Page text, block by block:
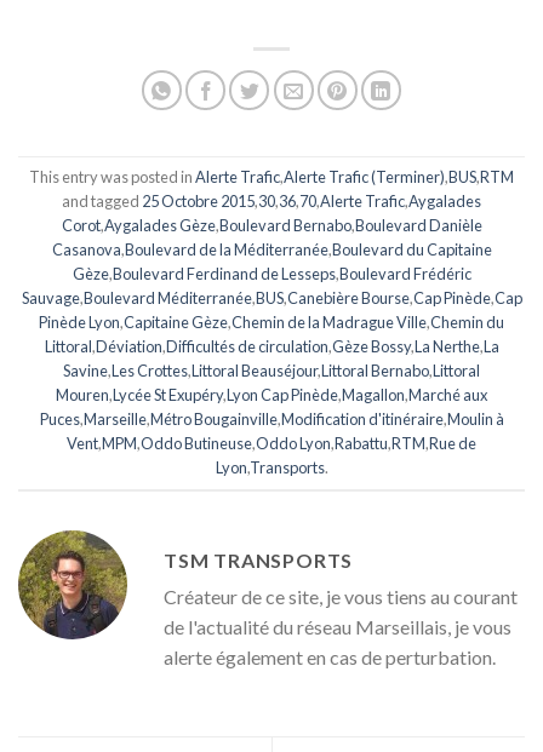
This entry was posted inAlerte Trafic,Alerte Trafic (Terminer),BUS,RTM
and tagged 25 Octobre 2015,30,36,70,Alerte Trafic,Aygalades
Corot,Aygalades Gèze,Boulevard Bernabo,Boulevard Danièle
Casanova,Boulevard de la Méditerranée,Boulevard du Capitaine
Gèze,Boulevard Ferdinand de Lesseps,Boulevard Frédéric
Sauvage,Boulevard Méditerranée,BUS,Canebière Bourse,Cap Pinède,Cap
Pinède Lyon,Capitaine Gèze,Chemin de la Madrague Ville,Chemin du
Littoral,Déviation,Difficultés de circulation,Gèze Bossy,La Nerthe,La
Savine,Les Crottes,Littoral Beauséjour,Littoral Bernabo,Littoral
Mouren,Lycée St Exupéry,Lyon Cap Pinède,Magallon,Marché aux
Puces,Marseille,Métro Bougainville,Modification d'itinéraire,Moulin à
Vent,MPM,Oddo Butineuse,Oddo Lyon,Rabattu,RTM,Rue de
Lyon,Transports.
TSM TRANSPORTS
Créateur de ce site, je vous tiens au courant
de l'actualité du réseau Marseillais, je vous
alerte également en cas de perturbation.